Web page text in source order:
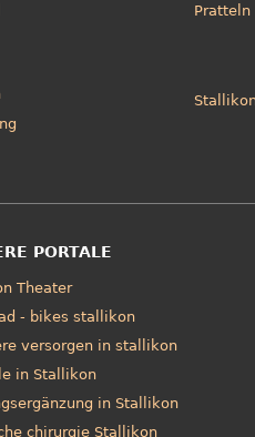
Pratteln
PORTALE
Theater
- bikes stallikon
versorgen in stallikon
in Stallikon
in Stallikon
chirurgie Stallikon